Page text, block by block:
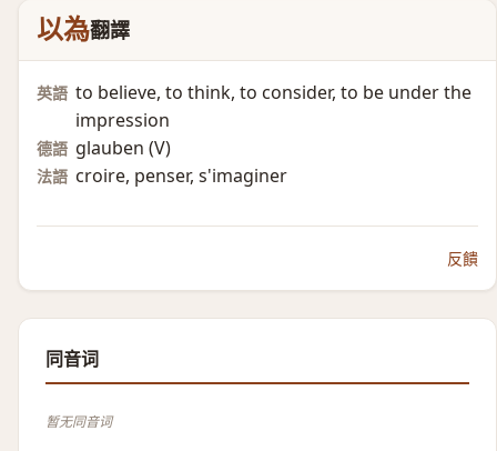
以為翻譯
英語 to believe, to think, to consider, to be under the
impression
德語 glauben (V)​
法語 croire, penser, s'imaginer
反饋
同音词
暂无同音词